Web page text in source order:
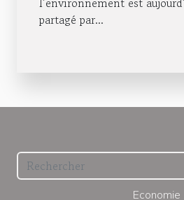
partagé par...
Economie